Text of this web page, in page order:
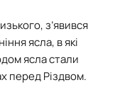
з’явився
ясла, в які
ясла стали
перед Різдвом.